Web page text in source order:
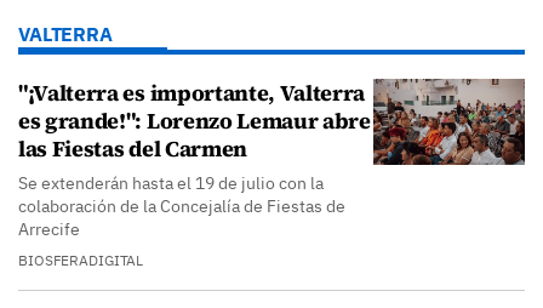
VALTERRA
"¡Valterra es importante, Valterra
es grande!": Lorenzo Lemaur abre
las Fiestas del Carmen
Se extenderán hasta el 19 de julio con la
colaboración de la Concejalía de Fiestas de
Arrecife
BIOSFERADIGITAL